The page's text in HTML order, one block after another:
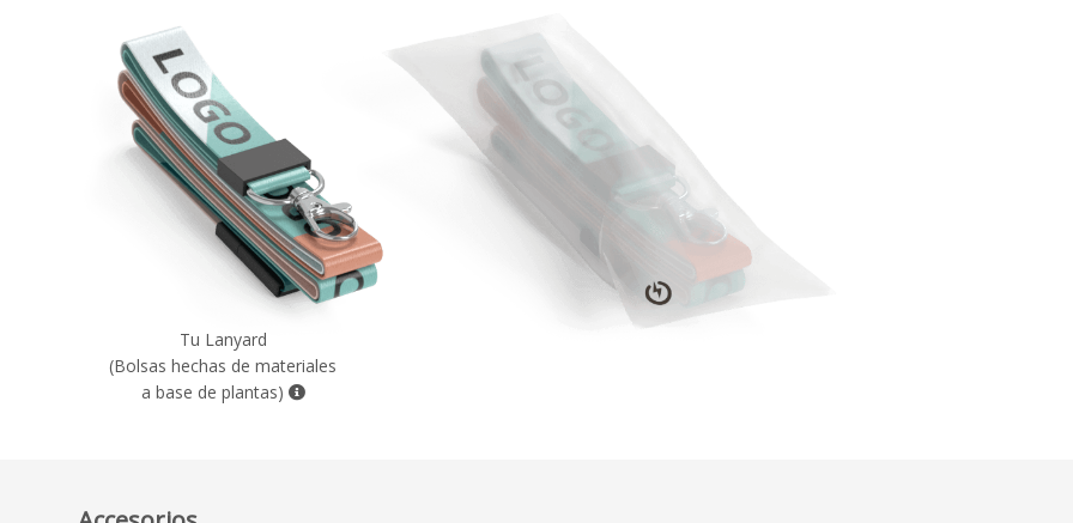
Tu Lanyard
(Bolsas hechas de materiales
a base de plantas)